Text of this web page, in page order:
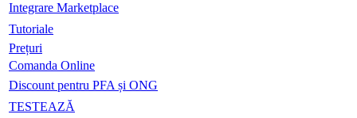
Integrare Marketplace
Tutoriale
Prețuri
Comanda Online
Discount pentru PFA și ONG
TESTEAZĂ